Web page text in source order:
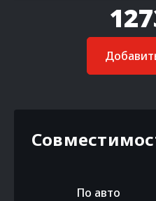
По авто